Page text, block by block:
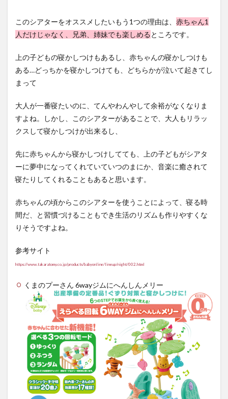
このシアターをオススメしたいもう1つの理由は、 赤ちゃん1
人だけじゃなく、兄弟、姉妹でも楽しめるところです。
上の子どもの寝かしつけもあるし、赤ちゃんの寝かしつけも
ある…どっちかを寝かしつけても、どちらかが泣いて起きてし
まって
大人が一番寝たいのに、てんやわんやして余裕がなくなりま
すよね。しかし、このシアターがあることで、大人もリラッ
クスして寝かしつけが出来るし、
先に赤ちゃんから寝かしつけしてても、上の子どもがシアタ
ーに夢中になってくれていていつのまにか、音楽に癒されて
寝たりしてくれることもあると思います。
赤ちゃんの頃からこのシアターを使うことによって、寝る時
間だ、と習慣づけることもでき生活のリズムも作りやすくな
りそうですよね。
参考サイト
https://www.takaratomy.co.jp/products/babyonline/lineup/night/002.html
くまのプーさん 6wayジムにへんしんメリー